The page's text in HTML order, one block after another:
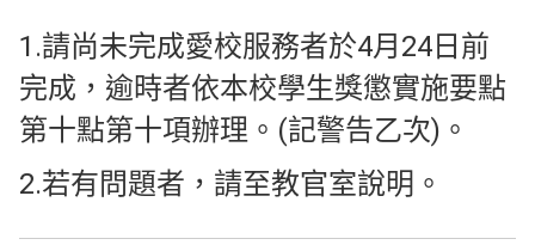
1.請尚未完成愛校服務者於4月24日前
完成，逾時者依本校學生獎懲實施要點
第十點第十項辦理。(記警告乙次)。
2.若有問題者，請至教官室說明。